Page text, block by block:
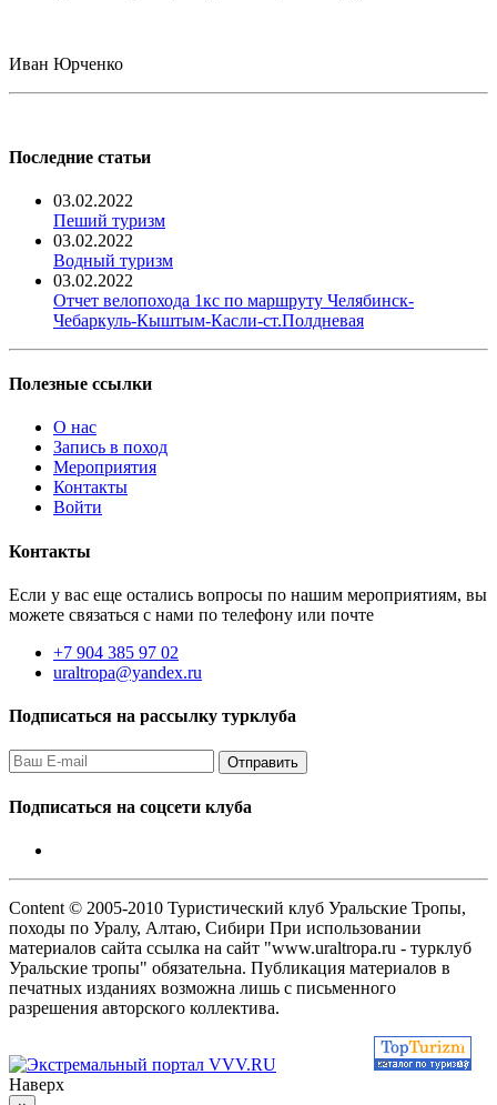
Иван Юрченко
Последние статьи
03.02.2022
Пеший туризм
03.02.2022
Водный туризм
03.02.2022
Отчет велопохода 1кс по маршруту Челябинск-
Чебаркуль-Кыштым-Касли-ст.Полдневая
Полезные ссылки
О нас
Запись в поход
Мероприятия
Контакты
Войти
Контакты
Если у вас еще остались вопросы по нашим мероприятиям, вы
можете связаться с нами по телефону или почте
+7 904 385 97 02
uraltropa@yandex.ru
Подписаться на рассылку турклуба
Подписаться на соцсети клуба
Content © 2005-2010 Туристический клуб Уральские Тропы,
походы по Уралу, Алтаю, Сибири При использовании
материалов сайта ссылка на сайт "www.uraltropa.ru - турклуб
Уральские тропы" обязательна. Публикация материалов в
печатных изданиях возможна лишь с письменного
разрешения авторского коллектива.
Наверх